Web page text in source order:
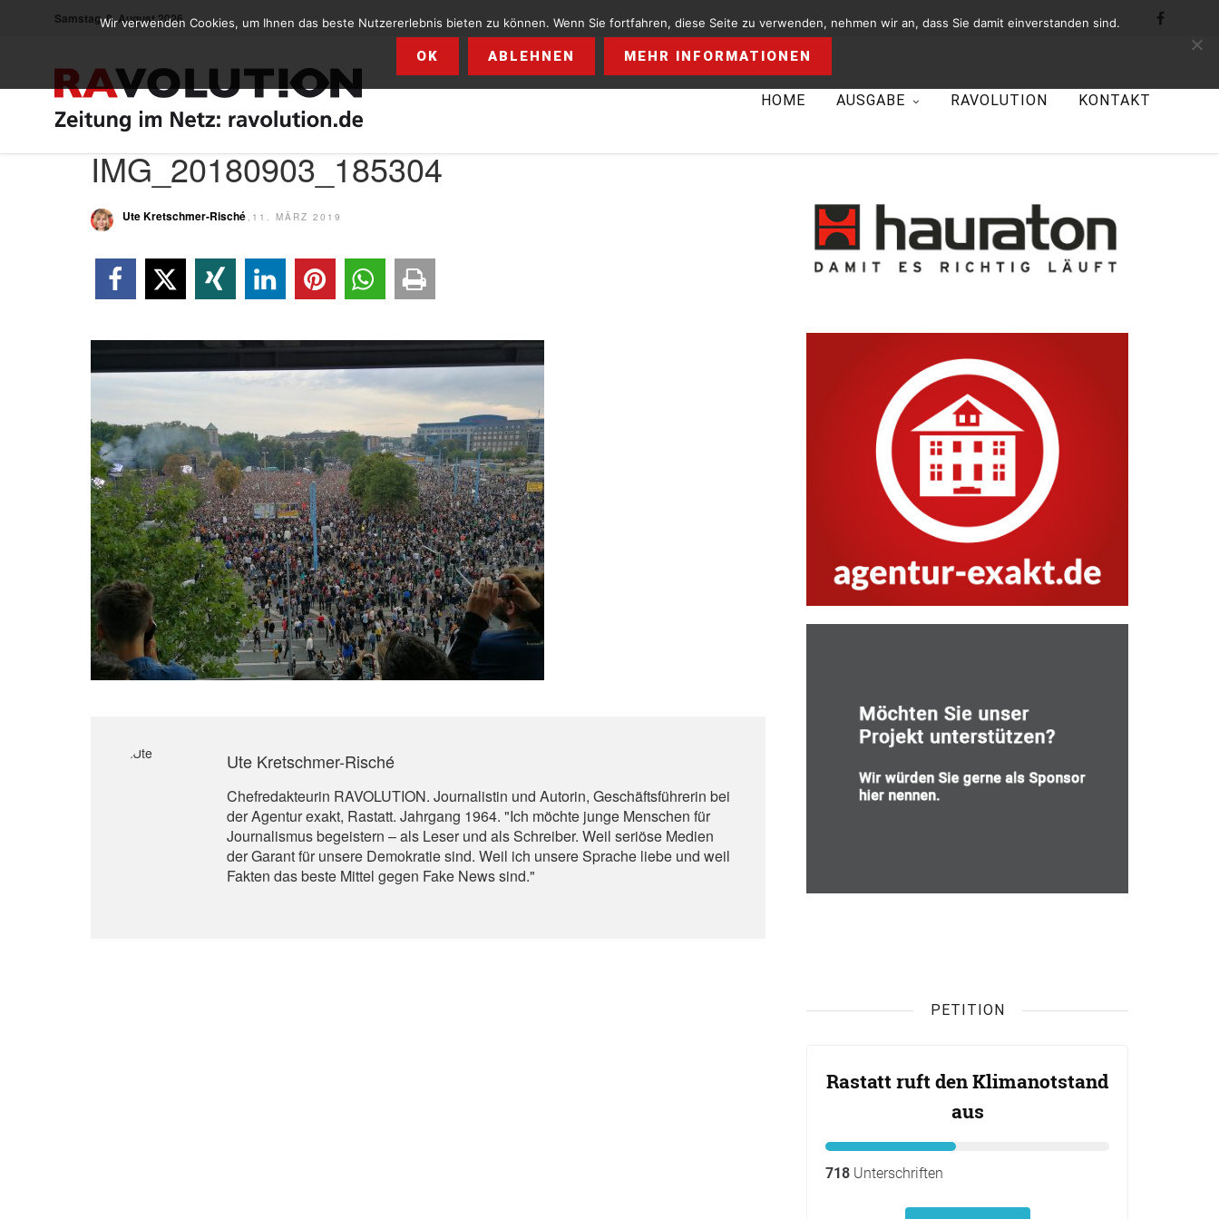
Samstag, 8. August 2026
HOME AUSGABE RAVOLUTION KONTAKT
IMG_20180903_185304
Ute Kretschmer-Risché ,11. MÄRZ 2019
Ute Kretschmer-Risché
Chefredakteurin RAVOLUTION. Journalistin und Autorin, Geschäftsführerin bei
der Agentur exakt, Rastatt. Jahrgang 1964. "Ich möchte junge Menschen für
Journalismus begeistern – als Leser und als Schreiber. Weil seriöse Medien
der Garant für unsere Demokratie sind. Weil ich unsere Sprache liebe und weil
Fakten das beste Mittel gegen Fake News sind."
PETITION
Rastatt ruft den Klimanotstand
aus
718 Unterschriften
Wir verwenden Cookies, um Ihnen das beste Nutzererlebnis bieten zu können. Wenn Sie fortfahren, diese Seite zu verwenden, nehmen wir an, dass Sie damit einverstanden sind.
OK ABLEHNEN MEHR INFORMATIONEN